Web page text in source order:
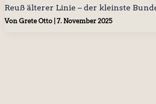
Reuß älterer Linie – der kleinste
Von Grete Otto 7. November 2025